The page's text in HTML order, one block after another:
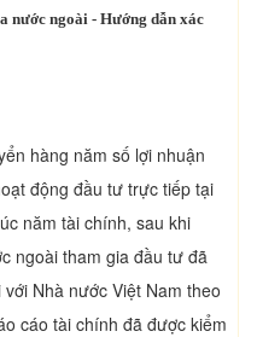
nước ngoài - Hướng dẫn xác
hàng năm số lợi nhuận
động đầu tư trực tiếp tại
năm tài chính, sau khi
ngoài tham gia đầu tư đã
Nhà nước Việt Nam theo
cáo tài chính đã được kiểm